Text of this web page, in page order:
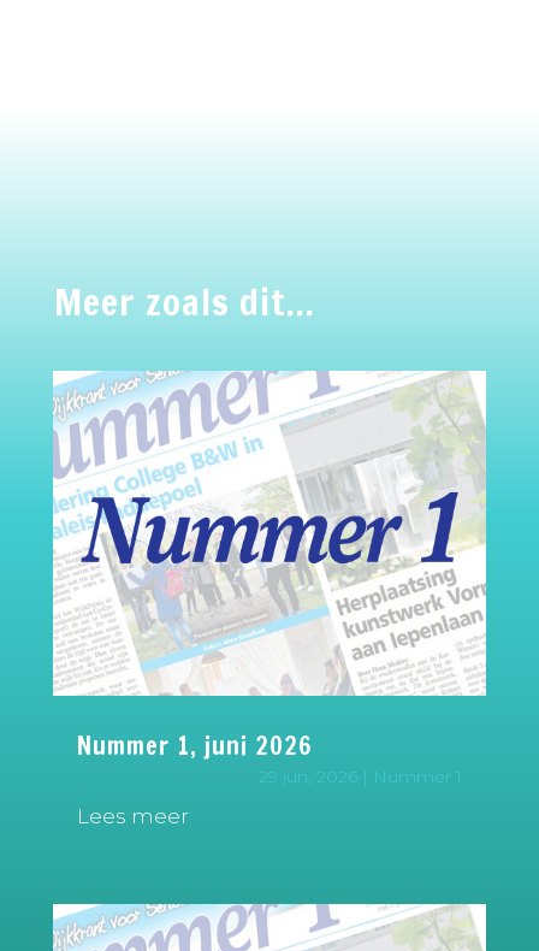
Meer zoals dit…
Nummer 1, juni 2026
29 jun, 2026 | Nummer 1
Lees meer